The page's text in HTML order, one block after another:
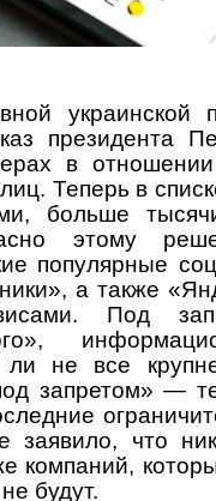
украинской
президента
в
Теперь в
больше
этому
популярные
а также
Под
не все
запретом» —
заявило, что
компаний,
будут.